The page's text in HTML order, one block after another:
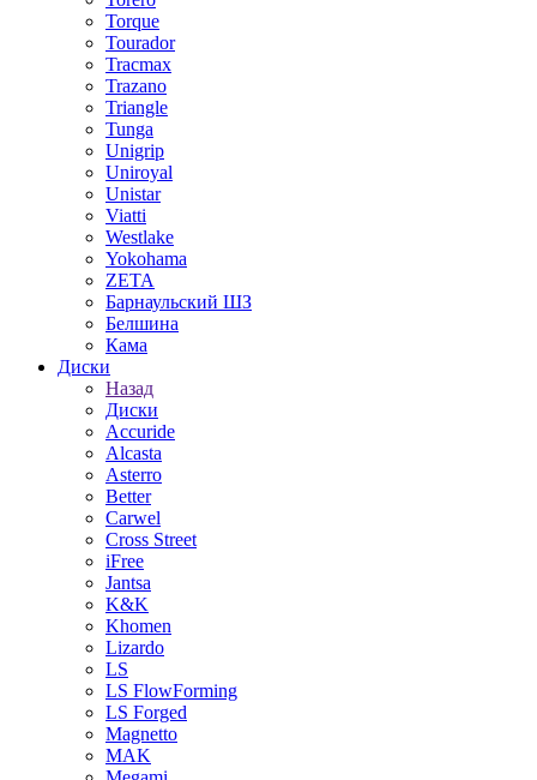
Torque
Tourador
Tracmax
Trazano
Triangle
Tunga
Unigrip
Uniroyal
Unistar
Viatti
Westlake
Yokohama
ZETA
Барнаульский ШЗ
Белшина
Кама
Диски
Назад
Диски
Accuride
Alcasta
Asterro
Better
Carwel
Cross Street
iFree
Jantsa
K&K
Khomen
Lizardo
LS
LS FlowForming
LS Forged
Magnetto
MAK